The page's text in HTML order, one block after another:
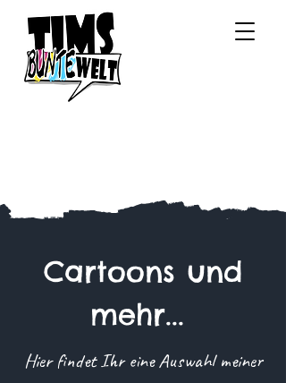
Cartoons und
mehr...
Hier findet Ihr eine Auswahl meiner